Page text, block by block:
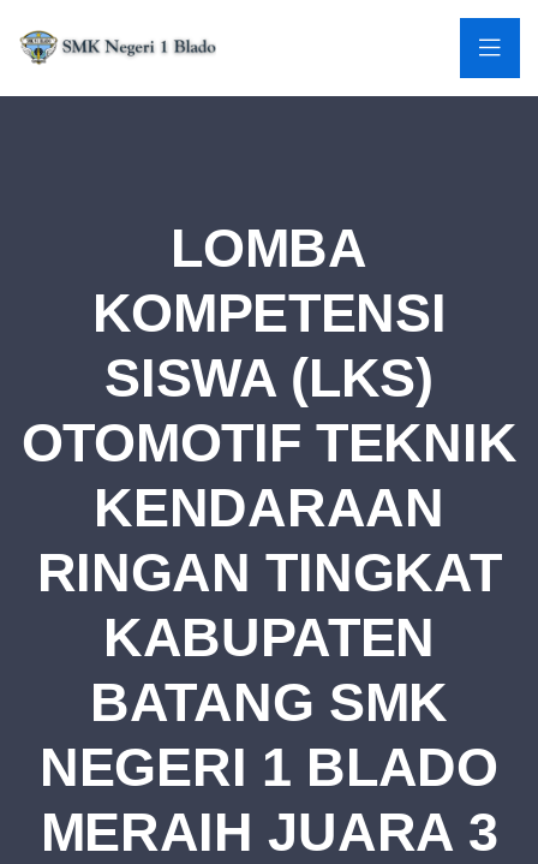
LOMBA
KOMPETENSI
SISWA (LKS)
OTOMOTIF TEKNIK
KENDARAAN
RINGAN TINGKAT
KABUPATEN
BATANG SMK
NEGERI 1 BLADO
MERAIH JUARA 3